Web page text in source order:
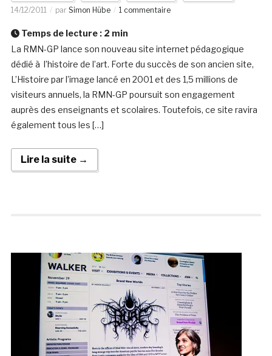
14/12/2011 par Simon Hübe 1 commentaire
Temps de lecture : 2 min
La RMN-GP lance son nouveau site internet pédagogique
dédié à l’histoire de l’art. Forte du succès de son ancien site,
L’Histoire par l’image lancé en 2001 et des 1,5 millions de
visiteurs annuels, la RMN-GP poursuit son engagement
auprès des enseignants et scolaires. Toutefois, ce site ravira
également tous les […]
Lire la suite →